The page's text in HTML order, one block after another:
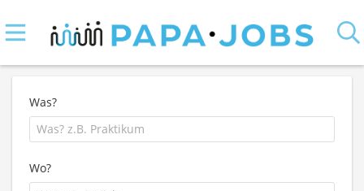
Was?
Wo?